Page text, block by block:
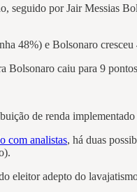
por Jair Messias
48%) e Bolsonaro
caiu para 9
de renda
com analistas, há duas
eleitor adepto do